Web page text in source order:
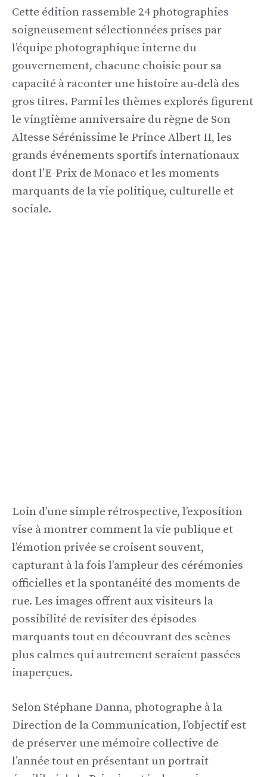
Cette édition rassemble 24 photographies
soigneusement sélectionnées prises par
l’équipe photographique interne du
gouvernement, chacune choisie pour sa
capacité à raconter une histoire au-delà des
gros titres. Parmi les thèmes explorés figurent
le vingtième anniversaire du règne de Son
Altesse Sérénissime le Prince Albert II, les
grands événements sportifs internationaux
dont l’E-Prix de Monaco et les moments
marquants de la vie politique, culturelle et
sociale.
Loin d’une simple rétrospective, l’exposition
vise à montrer comment la vie publique et
l’émotion privée se croisent souvent,
capturant à la fois l’ampleur des cérémonies
officielles et la spontanéité des moments de
rue. Les images offrent aux visiteurs la
possibilité de revisiter des épisodes
marquants tout en découvrant des scènes
plus calmes qui autrement seraient passées
inaperçues.
Selon Stéphane Danna, photographe à la
Direction de la Communication, l’objectif est
de préserver une mémoire collective de
l’année tout en présentant un portrait